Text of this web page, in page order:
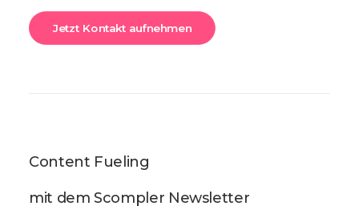
Jetzt Kontakt aufnehmen
Content Fueling
mit dem Scompler Newsletter